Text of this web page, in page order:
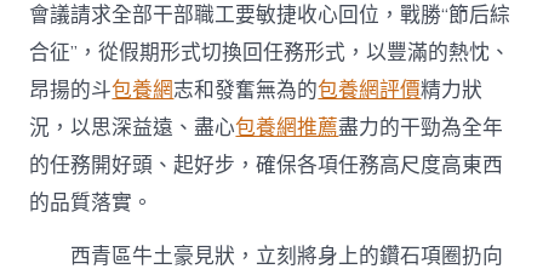
會議請求全部干部職工要敏捷收心回位，戰勝“節后綜
合征”，從假期形式切換回任務形式，以豐滿的熱忱、
昂揚的斗包養網志和發奮無為的包養網評價精力狀
況，以思深益遠、盡心包養網推薦盡力的干勁為全年
的任務開好頭、起好步，確保各項任務高尺度高東西
的品質落實。
西青區牛土豪見狀，立刻將身上的鑽石項圈扔向